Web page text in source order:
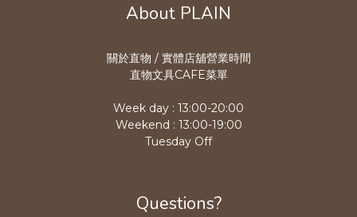
About PLAIN
關於直物 / 實體店舖營業時間
直物文具CAFE菜單
Week day : 13:00-20:00
Weekend : 13:00-19:00
Tuesday Off
Questions?